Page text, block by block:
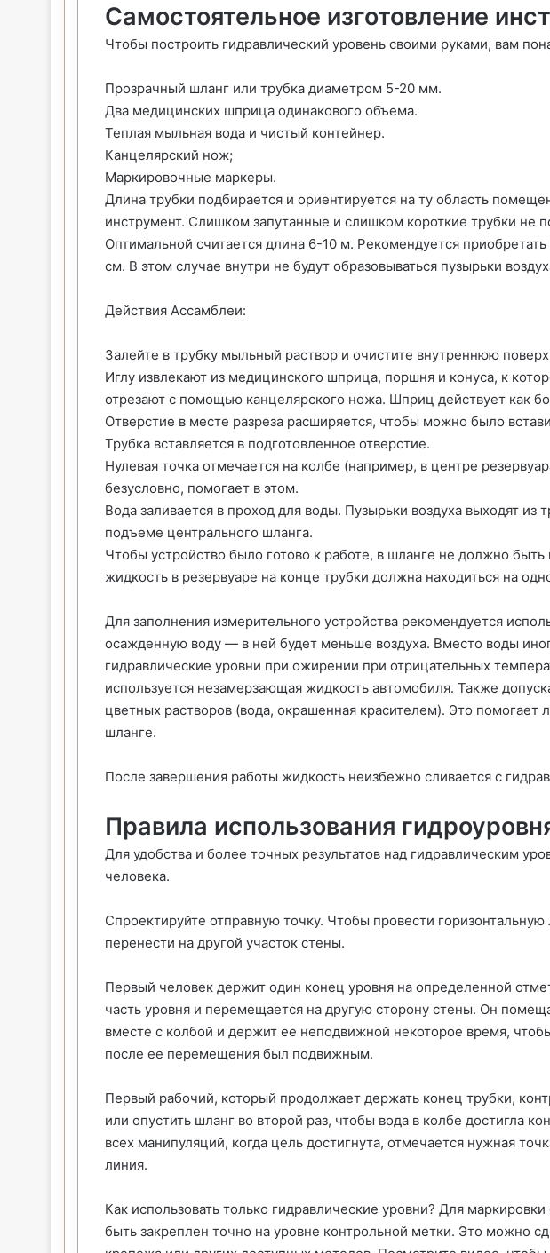
Самостоятельное изготовление
Чтобы построить гидравлический уровень своими руками, вам
Прозрачный шланг или трубка диаметром 5-20 мм.
Два медицинских шприца одинакового объема.
Теплая мыльная вода и чистый контейнер.
Канцелярский нож;
Маркировочные маркеры.
Длина трубки подбирается и ориентируется на ту область
инструмент. Слишком запутанные и слишком короткие трубки не
Оптимальной считается длина 6-10 м. Рекомендуется
см. В этом случае внутри не будут образовываться пузырьки
Действия Ассамблеи:
Залейте в трубку мыльный раствор и очистите внутреннюю
Иглу извлекают из медицинского шприца, поршня и конуса, к
отрезают с помощью канцелярского ножа. Шприц действует как
Отверстие в месте разреза расширяется, чтобы можно было
Трубка вставляется в подготовленное отверстие.
Нулевая точка отмечается на колбе (например, в центре
безусловно, помогает в этом.
Вода заливается в проход для воды. Пузырьки воздуха выходят из
подъеме центрального шланга.
Чтобы устройство было готово к работе, в шланге не должно быть
жидкость в резервуаре на конце трубки должна находиться на
Для заполнения измерительного устройства рекомендуется
осажденную воду — в ней будет меньше воздуха. Вместо воды
гидравлические уровни при ожирении при отрицательных
используется незамерзающая жидкость автомобиля. Также
цветных растворов (вода, окрашенная красителем). Это помогает
шланге.
После завершения работы жидкость неизбежно сливается с
Правила использования
Для удобства и более точных результатов над гидравлическим
человека.
Спроектируйте отправную точку. Чтобы провести
перенести на другой участок стены.
Первый человек держит один конец уровня на определенной
часть уровня и перемещается на другую сторону стены. Он
вместе с колбой и держит ее неподвижной некоторое время,
после ее перемещения был подвижным.
Первый рабочий, который продолжает держать конец трубки,
или опустить шланг во второй раз, чтобы вода в колбе достигла
всех манипуляций, когда цель достигнута, отмечается нужная
линия.
Как использовать только гидравлические уровни? Для
быть закреплен точно на уровне контрольной метки. Это можно